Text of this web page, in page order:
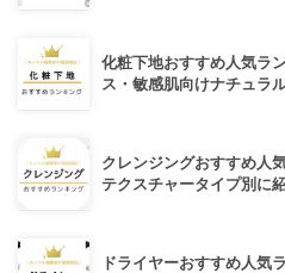
化粧下地おすすめ人気ラ
ス・敏感肌向けナチュラ
クレンジングおすすめ人
テクスチャータイプ別に
ドライヤーおすすめ人気